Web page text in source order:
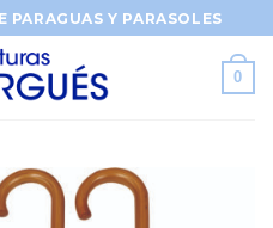
PARAGUAS Y PARASOLES
0